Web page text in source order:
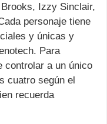
Izzy Sinclair,
personaje tiene
y únicas y
Para
controlar a un único
cuatro según el
recuerda